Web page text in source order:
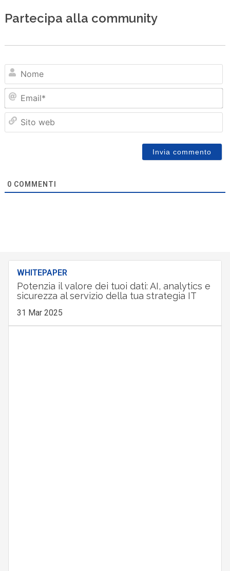
Partecipa alla community
0 COMMENTI
WHITEPAPER
Potenzia il valore dei tuoi dati: AI, analytics e
sicurezza al servizio della tua strategia IT
31 Mar 2025